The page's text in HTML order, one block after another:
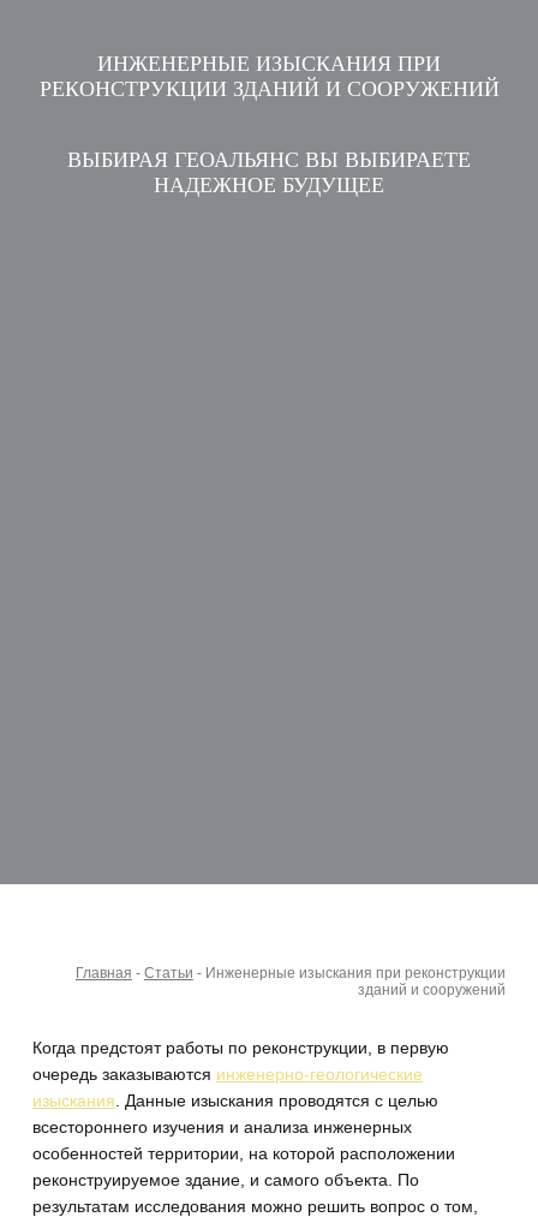
ИНЖЕНЕРНЫЕ ИЗЫСКАНИЯ ПРИ
РЕКОНСТРУКЦИИ ЗДАНИЙ И СООРУЖЕНИЙ
ВЫБИРАЯ ГЕОАЛЬЯНС ВЫ ВЫБИРАЕТЕ
НАДЕЖНОЕ БУДУЩЕЕ
Главная - Статьи - Инженерные изыскания при реконструкции
зданий и сооружений
Когда предстоят работы по реконструкции, в первую
очередь заказываются инженерно-геологические
изыскания. Данные изыскания проводятся с целью
всестороннего изучения и анализа инженерных
особенностей территории, на которой расположении
реконструируемое здание, и самого объекта. По
результатам исследования можно решить вопрос о том,